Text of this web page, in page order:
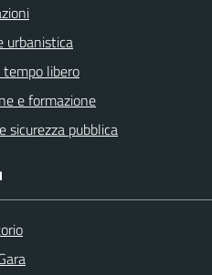
urbanistica
libero
e formazione
sicurezza pubblica